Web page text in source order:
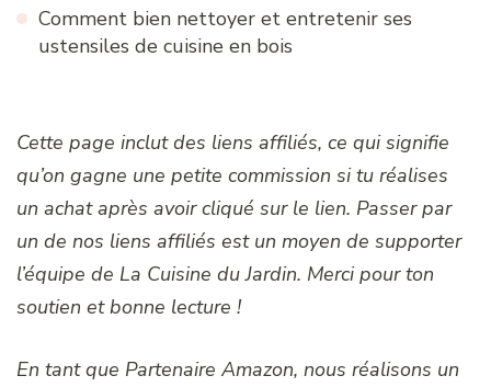
Comment bien nettoyer et entretenir ses
ustensiles de cuisine en bois
Cette page inclut des liens affiliés, ce qui signifie
qu’on gagne une petite commission si tu réalises
un achat après avoir cliqué sur le lien. Passer par
un de nos liens affiliés est un moyen de supporter
l’équipe de La Cuisine du Jardin. Merci pour ton
soutien et bonne lecture !
En tant que Partenaire Amazon, nous réalisons un